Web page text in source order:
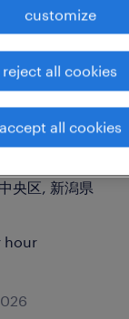
2026
ア系のその他
央区, 新潟県
hour
customize
reject all cookies
accept all cookies